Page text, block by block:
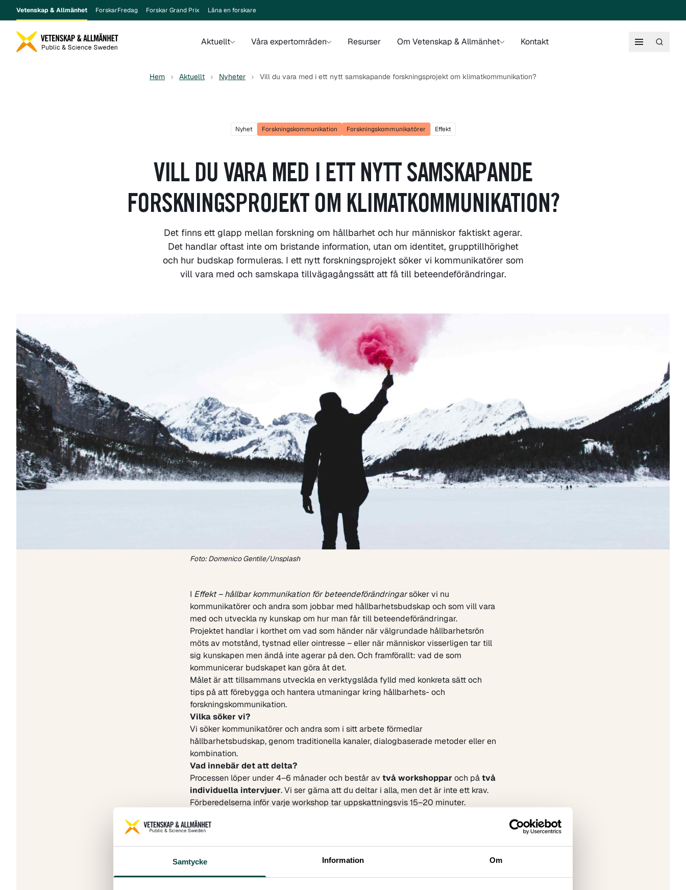
Samtycke Information Om
Vetenskap & Allmänhet ForskarFredag Forskar Grand Prix Låna en forskare
Aktuellt Våra expertområden Resurser Om Vetenskap & Allmänhet Kontakt
Hem Aktuellt Nyheter Vill du vara med i ett nytt samskapande forskningsprojekt om klimatkommunikation?
Nyhet Forskningskommunikation Forskningskommunikatörer Effekt
VILL DU VARA MED I ETT NYTT SAMSKAPANDE
FORSKNINGSPROJEKT OM KLIMATKOMMUNIKATION?
Det finns ett glapp mellan forskning om hållbarhet och hur människor faktiskt agerar.
Det handlar oftast inte om bristande information, utan om identitet, grupptillhörighet
och hur budskap formuleras. I ett nytt forskningsprojekt söker vi kommunikatörer som
vill vara med och samskapa tillvägagångssätt att få till beteendeförändringar.
Foto: Domenico Gentile/Unsplash
I Effekt – hållbar kommunikation för beteendeförändringarsöker vi nu
kommunikatörer och andra som jobbar med hållbarhetsbudskap och som vill vara
med och utveckla ny kunskap om hur man får till beteendeförändringar.
Projektet handlar i korthet om vad som händer när välgrundade hållbarhetsrön
möts av motstånd, tystnad eller ointresse – eller när människor visserligen tar till
sig kunskapen men ändå inte agerar på den. Och framförallt: vad de som
kommunicerar budskapet kan göra åt det.
Målet är att tillsammans utveckla en verktygslåda fylld med konkreta sätt och
tips på att förebygga och hantera utmaningar kring hållbarhets- och
forskningskommunikation.
Vilka söker vi?
Vi söker kommunikatörer och andra som i sitt arbete förmedlar
hållbarhetsbudskap, genom traditionella kanaler, dialogbaserade metoder eller en
kombination.
Vad innebär det att delta?
Processen löper under 4–6 månader och består av två workshopparoch påtvå
individuella intervjuer. Vi ser gärna att du deltar i alla, men det är inte ett krav.
Förberedelserna inför varje workshop tar uppskattningsvis 15–20 minuter.
Mejla Maria Jacobson,
mikael.klintman@soc.lu.se
, 070-284 55 48
Information om upplägget